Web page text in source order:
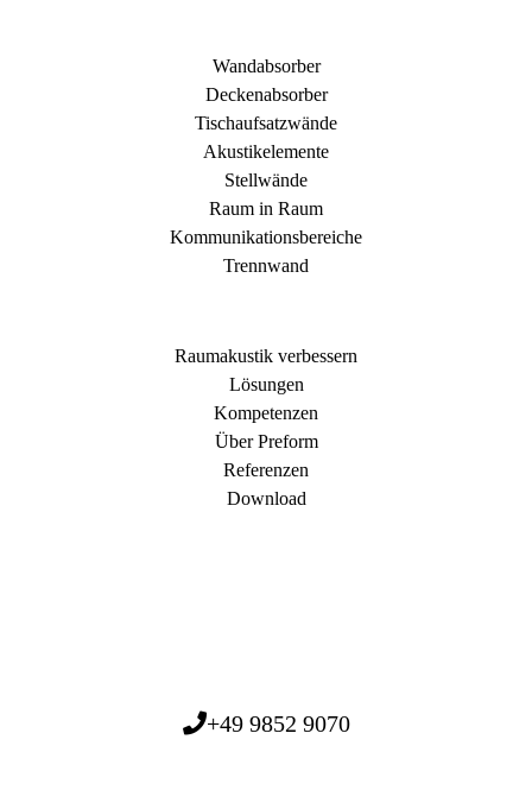
Wandabsorber
Deckenabsorber
Tischaufsatzwände
Akustikelemente
Stellwände
Raum in Raum
Kommunikationsbereiche
Trennwand
Raumakustik verbessern
Lösungen
Kompetenzen
Über Preform
Referenzen
Download
+49 9852 9070